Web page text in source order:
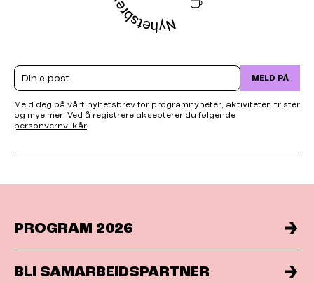
Email MELD PÅ
Meld deg på vårt nyhetsbrev for programnyheter, aktiviteter, frister
og mye mer. Ved å registrere aksepterer du følgende
personvernvilkår.
PROGRAM 2026
BLI SAMARBEIDSPARTNER